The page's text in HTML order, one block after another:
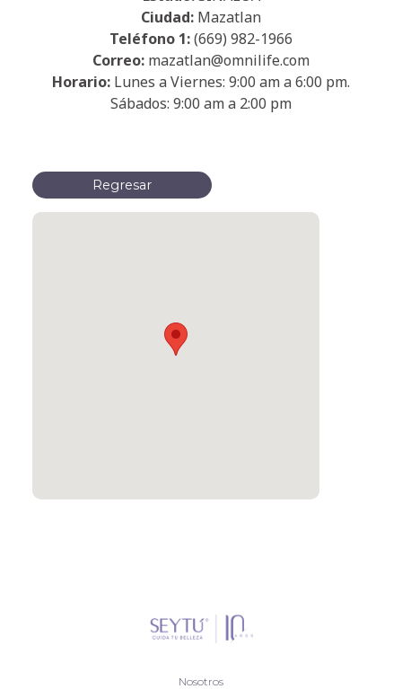
Ciudad: Mazatlan
Teléfono 1:(669) 982-1966
Correo: mazatlan@omnilife.com
Horario: Lunes a Viernes: 9:00 am a 6:00 pm.
Sábados: 9:00 am a 2:00 pm
Regresar
Nosotros